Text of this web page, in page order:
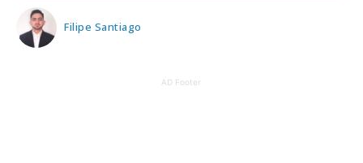
Filipe Santiago
AD Footer